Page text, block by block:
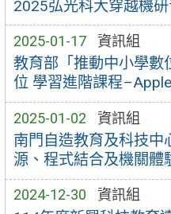
2025弘光科大穿越機
2025-01-17 資訊組
教育部「推動中小學數
位 學習進階課程
2025-01-02 資訊組
南門自造教育及科技中
源、程式結合及機關體
2024-12-30 資訊組